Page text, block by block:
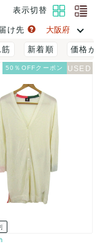
表示切替
け先
新着順 価格が
50％OFFクーポン